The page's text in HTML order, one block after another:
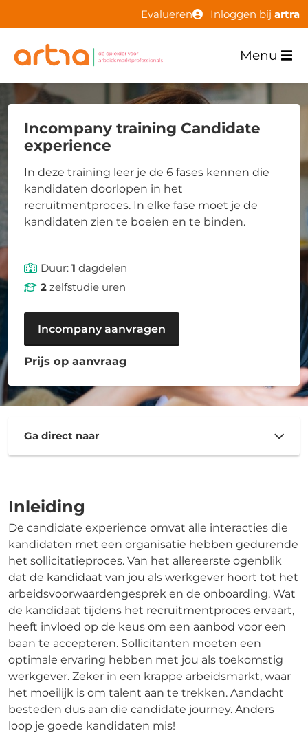
Evalueren Inloggen bij artra
Menu
Incompany training Candidate
experience
In deze training leer je de 6 fases kennen die
kandidaten doorlopen in het
recruitmentproces. In elke fase moet je de
kandidaten zien te boeien en te binden.
Duur: 1 dagdelen
2zelfstudie uren
Incompany aanvragen
Prijs op aanvraag
Ga direct naar
Inleiding
De candidate experience omvat alle interacties die
kandidaten met een organisatie hebben gedurende
het sollicitatieproces. Van het allereerste ogenblik
dat de kandidaat van jou als werkgever hoort tot het
arbeidsvoorwaardengesprek en de onboarding. Wat
de kandidaat tijdens het recruitmentproces ervaart,
heeft invloed op de keus om een aanbod voor een
baan te accepteren. Sollicitanten moeten een
optimale ervaring hebben met jou als toekomstig
werkgever. Zeker in een krappe arbeidsmarkt, waar
het moeilijk is om talent aan te trekken. Aandacht
besteden dus aan die candidate journey. Anders
loop je goede kandidaten mis!